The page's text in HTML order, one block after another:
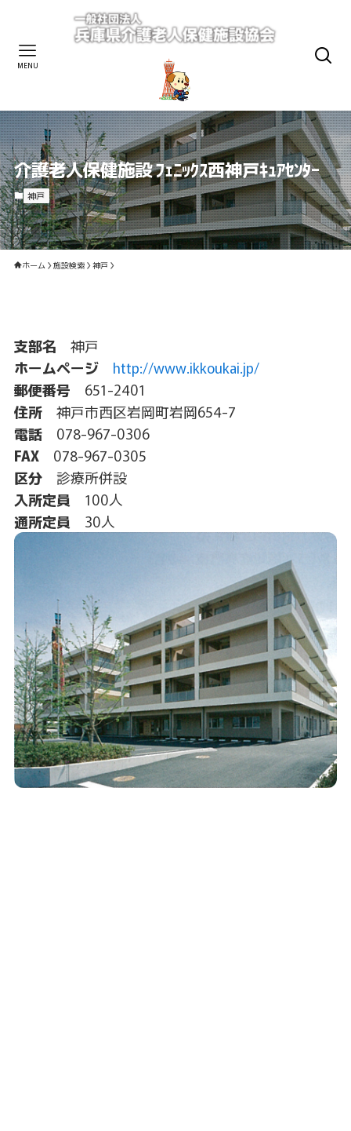
MENU
介護老人保健施設 ﾌｪﾆｯｸｽ西神戸ｷｭｱｾﾝﾀｰ
神戸
ホーム 施設検索 神戸
支部名 神戸
ホームページ
http://www.ikkoukai.jp/
郵便番号 651-2401
住所神戸市西区岩岡町岩岡654-7
電話078-967-0306
FAX078-967-0305
区分診療所併設
入所定員 100人
通所定員 30人